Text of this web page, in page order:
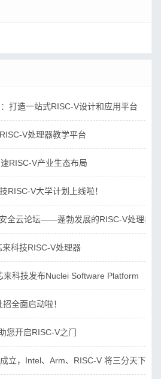
打造一站式RISC-V设计和应用平台
V处理器教学平台
RISC-V产业生态布局
RISC-V大学计划上线啦！
全云论坛——蓬勃发展的RISC-V处理器
科技RISC-V处理器
来科技发布Nuclei Software Platform
全面启动啦！
您开启RISC-V之门
立，Intel、Arm、RISC-V 将三分天下？